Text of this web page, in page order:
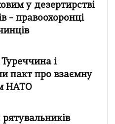
у дезертирстві
– правоохоронці
і
пакт про взаємну
НАТО